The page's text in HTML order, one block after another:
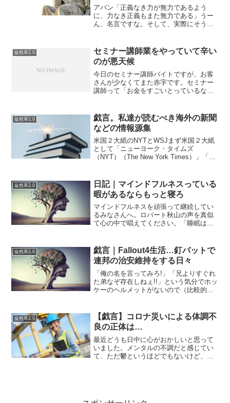
まで見た感想
アバン「正義なき力が無力であるよう
に、力なき正義もまた無力である」うー
ん、名言ですな。そして、実際にそうだ
どっかで聞いたことが有る言葉というか
たまにいい言葉と思うのだが…...
徒然草2.0
セミナー講師業をやっていて辛い
のが悪天候
今日のセミナー講師バイトですが、お客
さんが少なくてまた赤字です。セミナー
講師って「お金をすごいとっているな」
クと捉えないと行けないんだなーと思い
ました。週間天気を見なが...
徒然草2.0
戯言。私達が読むべき海外の新聞
などの情報源集
米国２大紙のNYTとWSJまず米国２大紙
として「ニューヨーク・タイムズ
（NYT）（The New York Times）」「ウ
挙げられる。ウォーレ...
徒然草2.0
日記｜マインドフルネスっている
暇があるならもっと寝ろ
マインドフルネスを頑張って継続してい
るみなさんへ。ロバート秋山の声を真似
て心の中で唱えてください。「睡眠は心
らんけど。そういえば、ロバート秋山っ
て名前がでてこない事件が...
徒然草2.0
戯言｜Fallout4生活…釘バットで
連邦の治安維持をする日々
「俺の名を言ってみろ!」「兄よりすぐれ
た弟なぞ存在しねぇ!!」という気分でホッ
ケーのヘルメットがないので（比較的防
ンビをブチのめす北斗の拳ジャギの気分
のワイ。気分を変え...
徒然草2.0
【戯言】コロナ災いによる体調不
良の正体は…
最近どうも日中に心がおかしいと思って
いました。メンタルの不調だと感じてい
て、ただ鬱というほどでもないけど、あ